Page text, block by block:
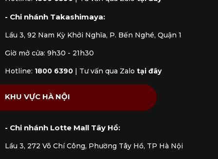
- Chi nhánh Takashimaya:
Lầu 3, 92 Nam Kỳ Khởi Nghĩa, P. Bến Nghé, Quận 1
Giờ mở cửa: 9h30 - 21h30
Hotline: 1800 6390 Tư vấn qua Zalo tại đây
KHU VỰC HÀ NỘI
- Chi nhánh Lotte Mall Tây Hồ:
Lầu 3, 272 Võ Chí Công, Phường Tây Hồ, TP Hà Nội